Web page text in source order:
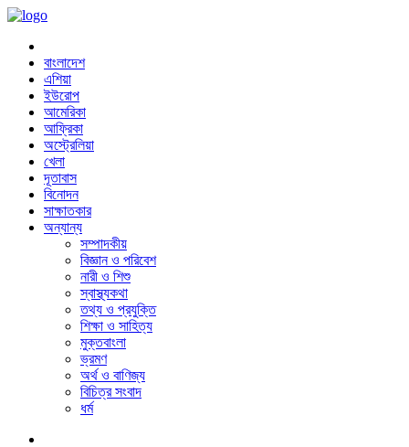
বাংলাদেশ
এশিয়া
ইউরোপ
আমেরিকা
আফ্রিকা
অস্ট্রেলিয়া
খেলা
দূতাবাস
বিনোদন
সাক্ষাতকার
অন্যান্য
সম্পাদকীয়
বিজ্ঞান ও পরিবেশ
নারী ও শিশু
স্বাস্থ্যকথা
তথ্য ও প্রযুক্তি
শিক্ষা ও সাহিত্য
মুক্তবাংলা
ভ্রমণ
অর্থ ও বাণিজ্য
বিচিত্র সংবাদ
ধর্ম